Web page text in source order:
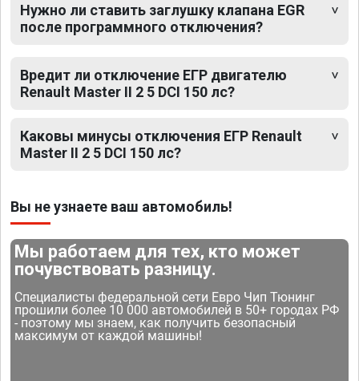
Нужно ли ставить заглушку клапана EGR
после программного отключения?
Вредит ли отключение ЕГР двигателю
Renault Master II 2 5 DCI 150 лс?
Каковы минусы отключения ЕГР Renault
Master II 2 5 DCI 150 лс?
Вы не узнаете ваш автомобиль!
Мы работаем для тех, кто может
почувствовать разницу.
Специалисты федеральной сети Евро Чип Тюнинг
прошили более 10 000 автомобилей в 50+ городах РФ
- поэтому мы знаем, как получить безопасный
максимум от каждой машины!